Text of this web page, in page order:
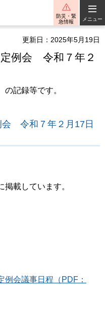
防災・緊
急情報
メニュー
更新日：2025年5月19日
例会 令和７年２
記録等です。
令和７年２月17日
掲載しています。
例会議事日程（PDF：